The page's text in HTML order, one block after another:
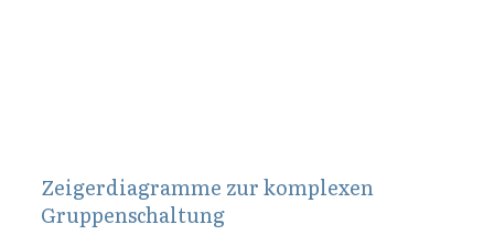
Zeigerdiagramme zur komplexen
Gruppenschaltung